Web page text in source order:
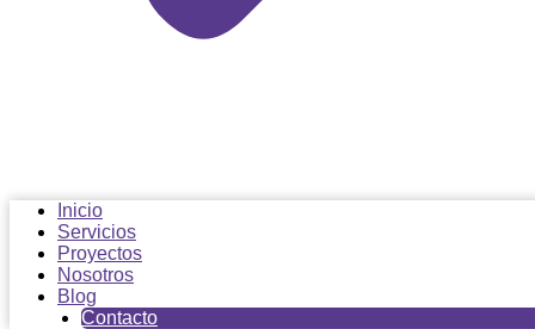
Inicio
Servicios
Proyectos
Nosotros
Blog
Contacto